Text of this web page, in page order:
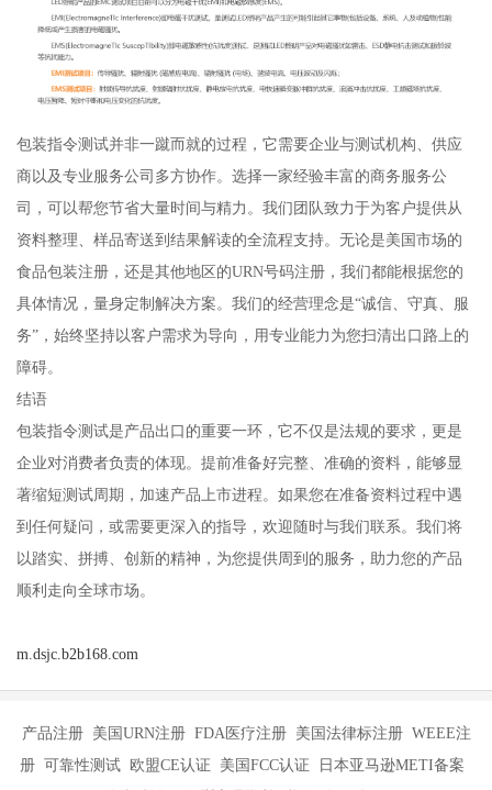
包装指令测试并非一蹴而就的过程，它需要企业与测试机构、供应
商以及专业服务公司多方协作。选择一家经验丰富的商务服务公
司，可以帮您节省大量时间与精力。我们团队致力于为客户提供从
资料整理、样品寄送到结果解读的全流程支持。无论是美国市场的
食品包装注册，还是其他地区的URN号码注册，我们都能根据您的
具体情况，量身定制解决方案。我们的经营理念是“诚信、守真、服
务”，始终坚持以客户需求为导向，用专业能力为您扫清出口路上的
障碍。
结语
包装指令测试是产品出口的重要一环，它不仅是法规的要求，更是
企业对消费者负责的体现。提前准备好完整、准确的资料，能够显
著缩短测试周期，加速产品上市进程。如果您在准备资料过程中遇
到任何疑问，或需要更深入的指导，欢迎随时与我们联系。我们将
以踏实、拼搏、创新的精神，为您提供周到的服务，助力您的产品
顺利走向全球市场。
m.dsjc.b2b168.com
产品注册 美国URN注册 FDA医疗注册 美国法律标注册 WEEE注
册 可靠性测试 欧盟CE认证 美国FCC认证 日本亚马逊METI备案